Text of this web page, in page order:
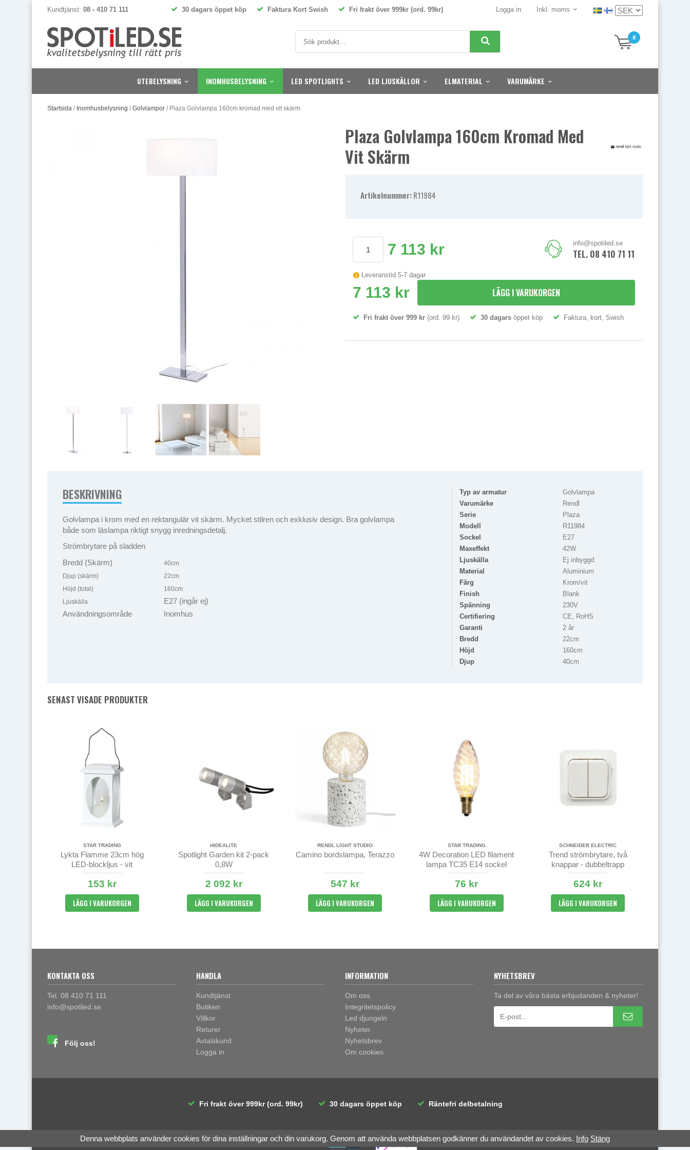
Kundtjänst: 08 - 410 71 111 Logga in Inkl. moms
30 dagars öppet köp Faktura Kort Swish Fri frakt över 999kr (ord. 99kr)
0
UTEBELYSNING INOMHUSBELYSNING LED SPOTLIGHTS LED LJUSKÄLLOR ELMATERIAL VARUMÄRKE
Startsida / Inomhusbelysning /Golvlampor / Plaza Golvlampa 160cm kromad med vit skärm
Plaza Golvlampa 160cm Kromad Med
Vit Skärm
Artikelnummer:R11984
7 113 kr info@spotiled.se
TEL. 08 410 71 111
Leveranstid 5-7 dagar
7 113 kr LÄGG I VARUKORGEN
Fri frakt över 999 kr (ord. 99 kr) 30 dagars öppet köp Faktura, kort, Swish
BESKRIVNING
Golvlampa i krom med en rektangulär vit skärm. Mycket stilren och exklusiv design. Bra golvlampa
både som läslampa riktigt snygg inredningsdetalj.
Strömbrytare på sladden
Bredd (Skärm)
40cm
Djup (skärm)
22cm
Höjd (total)
160cm
Ljuskälla
E27 (ingår ej)
Användningsområde
Inomhus
Typ av armatur
Golvlampa
Varumärke
Rendl
Serie
Plaza
Modell
R11984
Sockel
E27
Maxeffekt
42W
Ljuskälla
Ej inbyggd
Material
Aluminium
Färg
Krom/vit
Finish
Blank
Spänning
230V
Certifiering
CE, RoHS
Garanti
2 år
Bredd
22cm
Höjd
160cm
Djup
40cm
SENAST VISADE PRODUKTER
STAR TRADING
Lykta Flamme 23cm hög
LED-blockljus - vit
153 kr
LÄGG I VARUKORGEN
HIDEALITE
Spotlight Garden kit 2-pack
0,8W
2 092 kr
LÄGG I VARUKORGEN
RENDL LIGHT STUDIO
Camino bordslampa, Terazzo
547 kr
LÄGG I VARUKORGEN
STAR TRADING
4W Decoration LED filament
lampa TC35 E14 sockel
350lm - dimbar
76 kr
LÄGG I VARUKORGEN
SCHNEIDER ELECTRIC
Trend strömbrytare, två
knappar - dubbeltrapp
624 kr
LÄGG I VARUKORGEN
KONTAKTA OSS
Tel. 08 410 71 111
info@spotiled.se
Följ oss!
HANDLA
Kundtjänst
Butiken
Villkor
Returer
Avtalskund
Logga in
INFORMATION
Om oss
Integritetspolicy
Led djungeln
Nyheter
Nyhetsbrev
Om cookies
NYHETSBREV
Ta del av våra bästa erbjudanden & nyheter!
Fri frakt över 999kr (ord. 99kr) 30 dagars öppet köp Räntefri delbetalning
Denna webbplats använder cookies för dina inställningar och din varukorg. Genom att använda webbplatsen godkänner du användandet av cookies. Info Stäng